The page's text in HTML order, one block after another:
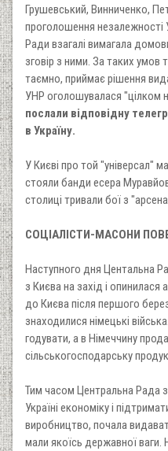
Грушевський, Винниченко,
проголошення незалежності
Ради взагалі вимагала
зговір з ними. За таких умов
таємно, приймає рішення
УНР оголошувалася "цілком
послали відповідну
в Україну.
У Києві про той "універсал"
стояли банди есера
столиці тривали бої з
СОЦІАЛІСТИ-МАСОНИ
Наступного дня Центальна
з Києва на захід і
до Києва після першого
знаходилися німецькі
годувати, а в Німеччину
сільськогосподарську
Тим часом Центральна Рада
Україні економіку і
виробництво, почала
мали якоїсь державної ваги.